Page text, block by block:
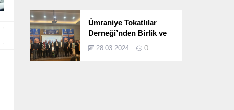
Ümraniye Tokatlılar
Derneği’nden Birlik ve
Programı
28.03.2024 0